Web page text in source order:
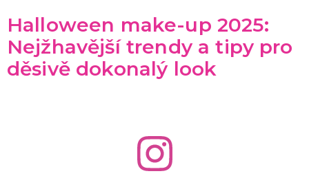
Halloween make-up 2025:
Nejžhavější trendy a tipy pro
děsivě dokonalý look